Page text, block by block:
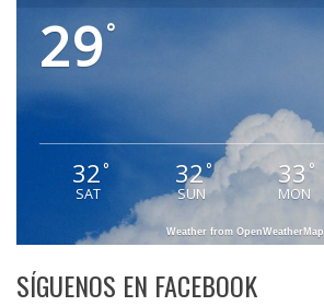
29°
32°
SAT
32°
SUN
33 °
MON
Weather from OpenWeatherMap
SÍGUENOS EN FACEBOOK